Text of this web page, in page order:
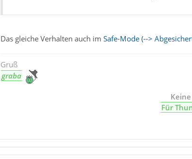
Das gleiche Verhalten auch im Safe-Mode (-->
Gruß
graba
Für